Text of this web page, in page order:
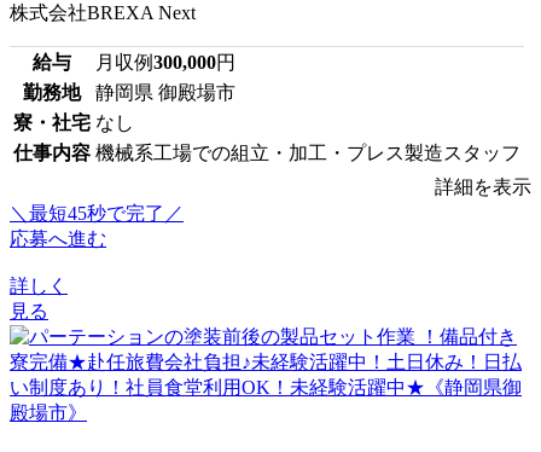
株式会社BREXA Next
給与 月収例300,000円
勤務地
静岡県 御殿場市
寮・社宅 なし
仕事内容 機械系工場での組立・加工・プレス製造スタッフ
詳細を表示
＼最短45秒で完了／
応募へ進む
詳しく
見る